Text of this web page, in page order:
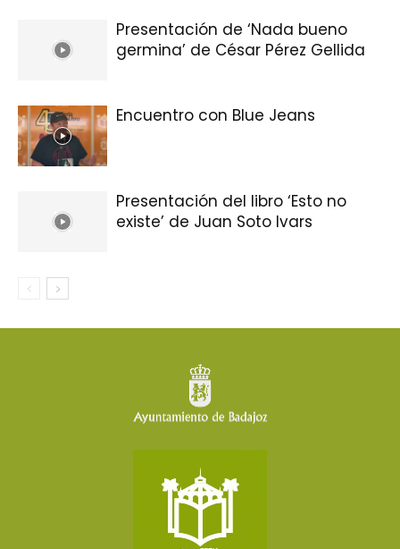
Presentación de ‘Nada bueno
germina’ de César Pérez Gellida
Encuentro con Blue Jeans
Presentación del libro ‘Esto no
existe’ de Juan Soto Ivars